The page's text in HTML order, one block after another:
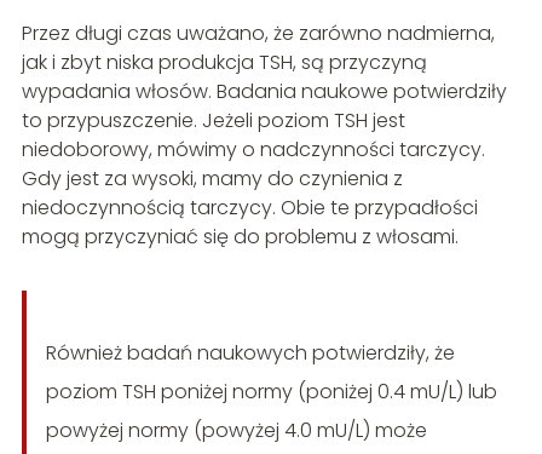
Przez długi czas uważano, że zarówno nadmierna,
jak i zbyt niska produkcja TSH, są przyczyną
wypadania włosów. Badania naukowe potwierdziły
to przypuszczenie. Jeżeli poziom TSH jest
niedoborowy, mówimy o nadczynności tarczycy.
Gdy jest za wysoki, mamy do czynienia z
niedoczynnością tarczycy. Obie te przypadłości
mogą przyczyniać się do problemu z włosami.
Również badań naukowych potwierdziły, że
poziom TSH poniżej normy (poniżej 0.4 mU/L) lub
powyżej normy (powyżej 4.0 mU/L) może